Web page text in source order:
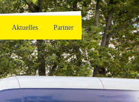
Aktuelles Partner